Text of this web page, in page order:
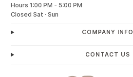
Hours 1:00 PM - 5:00 PM
Closed Sat · Sun
COMPANY INFO
CONTACT US